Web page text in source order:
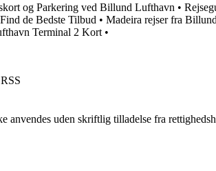
og Parkering ved Billund Lufthavn •
de Bedste Tilbud • Madeira rejser fra
Terminal 2 Kort •
RSS
uden skriftlig tilladelse fra